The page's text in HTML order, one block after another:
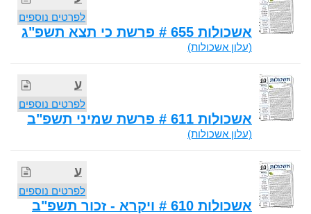
לפרטים נוספים
אשכולות 655 # פרשת כי תצא תשפ"ג
(עלון אשכולות)
ע
לפרטים נוספים
אשכולות 611 # פרשת שמיני תשפ"ב
(עלון אשכולות)
ע
לפרטים נוספים
אשכולות 610 # ויקרא - זכור תשפ"ב